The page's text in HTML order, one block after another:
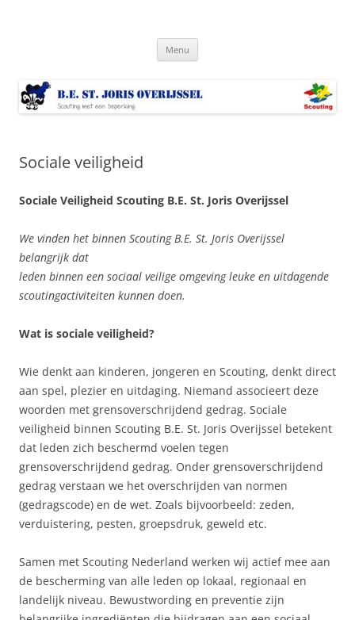
Menu
Sociale veiligheid
Sociale Veiligheid Scouting B.E. St. Joris Overijssel
We vinden het binnen Scouting B.E. St. Joris Overijssel
belangrijk dat
leden binnen een sociaal veilige omgeving leuke en uitdagende
scoutingactiviteiten kunnen doen.
Wat is sociale veiligheid?
Wie denkt aan kinderen, jongeren en Scouting, denkt direct
aan spel, plezier en uitdaging. Niemand associeert deze
woorden met grensoverschrijdend gedrag. Sociale
veiligheid binnen Scouting B.E. St. Joris Overijssel betekent
dat leden zich beschermd voelen tegen
grensoverschrijdend gedrag. Onder grensoverschrijdend
gedrag verstaan we het overschrijden van normen
(gedragscode) en de wet. Zoals bijvoorbeeld: zeden,
verduistering, pesten, groepsdruk, geweld etc.
Samen met Scouting Nederland werken wij actief mee aan
de bescherming van alle leden op lokaal, regionaal en
landelijk niveau. Bewustwording en preventie zijn